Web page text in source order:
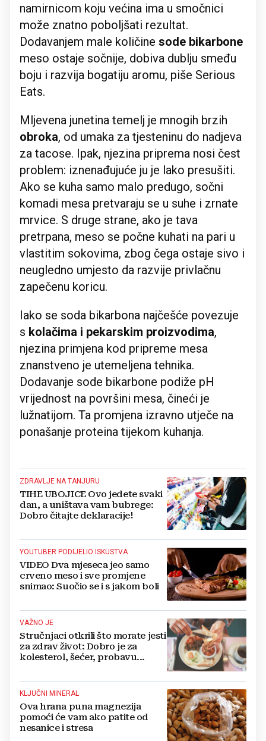
namirnicom koju većina ima u smočnici
može znatno poboljšati rezultat.
Dodavanjem male količine sode bikarbone
meso ostaje sočnije, dobiva dublju smeđu
boju i razvija bogatiju aromu, piše Serious
Eats.
Mljevena junetina temelj je mnogih brzih
obroka, od umaka za tjesteninu do nadjeva
za tacose. Ipak, njezina priprema nosi čest
problem: iznenađujuće ju je lako presušiti.
Ako se kuha samo malo predugo, sočni
komadi mesa pretvaraju se u suhe i zrnate
mrvice. S druge strane, ako je tava
pretrpana, meso se počne kuhati na pari u
vlastitim sokovima, zbog čega ostaje sivo i
neugledno umjesto da razvije privlačnu
zapečenu koricu.
Iako se soda bikarbona najčešće povezuje
s kolačima i pekarskim proizvodima,
njezina primjena kod pripreme mesa
znanstveno je utemeljena tehnika.
Dodavanje sode bikarbone podiže pH
vrijednost na površini mesa, čineći je
lužnatijom. Ta promjena izravno utječe na
ponašanje proteina tijekom kuhanja.
ZDRAVLJE NA TANJURU
TIHE UBOJICE Ovo jedete svaki
dan, a uništava vam bubrege:
Dobro čitajte deklaracije!
YOUTUBER PODIJELIO ISKUSTVA
VIDEO Dva mjeseca jeo samo
crveno meso i sve promjene
snimao: Suočio se i s jakom boli
VAŽNO JE
Stručnjaci otkrili što morate jesti
za zdrav život: Dobro je za
kolesterol, šećer, probavu...
KLJUČNI MINERAL
Ova hrana puna magnezija
pomoći će vam ako patite od
nesanice i stresa